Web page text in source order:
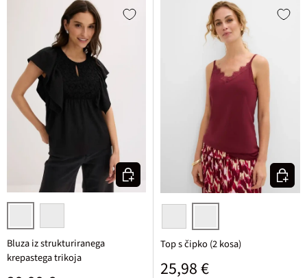
črna cimetova
Bluza iz strukturiranega
krepastega trikoja
Izberi varianto
javorjeva + črna
bela + črna
Top s čipko (2 kosa)
Običajna cena
25,98 €
Izberi